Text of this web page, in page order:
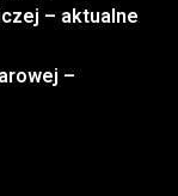
– aktualne
–